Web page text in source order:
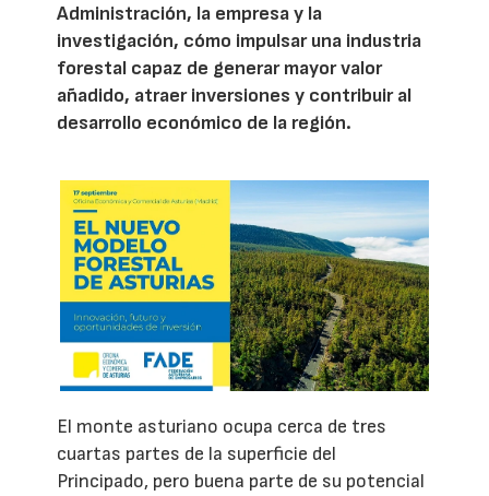
Administración, la empresa y la
investigación, cómo impulsar una industria
forestal capaz de generar mayor valor
añadido, atraer inversiones y contribuir al
desarrollo económico de la región.
El monte asturiano ocupa cerca de tres
cuartas partes de la superficie del
Principado, pero buena parte de su potencial